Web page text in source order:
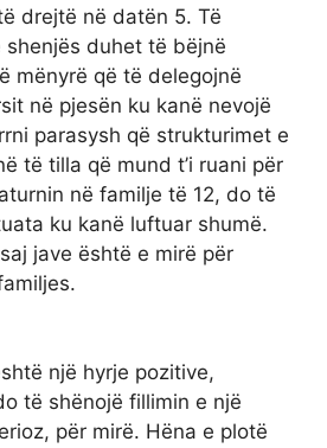
drejtë në datën 5. Të
duhet të bëjnë
mënyrë që të delegojnë
në pjesën ku kanë nevojë
parasysh që strukturimet e
të tilla që mund t’i ruani për
në familje të 12, do të
ku kanë luftuar shumë.
jave është e mirë për
një hyrje pozitive,
të shënojë fillimin e një
për mirë. Hëna e plotë